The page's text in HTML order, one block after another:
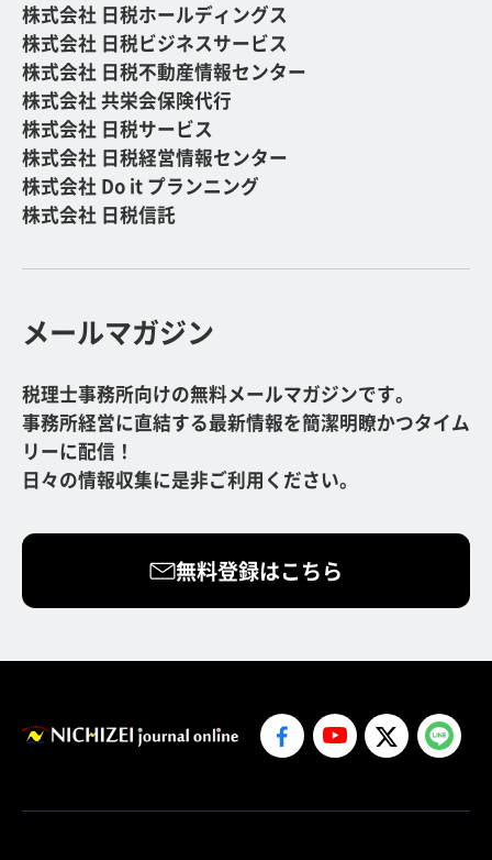
株式会社 日税ホールディングス
株式会社 日税ビジネスサービス
株式会社 日税不動産情報センター
株式会社 共栄会保険代行
株式会社 日税サービス
株式会社 日税経営情報センター
株式会社 Do it プランニング
株式会社 日税信託
メールマガジン
税理士事務所向けの無料メールマガジンです。
事務所経営に直結する最新情報を簡潔明瞭かつタイム
リーに配信！
日々の情報収集に是非ご利用ください。
無料登録はこちら